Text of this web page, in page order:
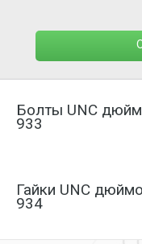
Болты UNC
933
Гайки UNC
934